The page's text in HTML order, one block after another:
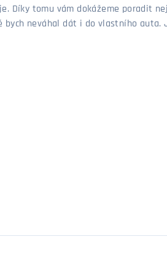
Díky tomu vám dokážeme poradit
neváhal dát i do vlastního auta.